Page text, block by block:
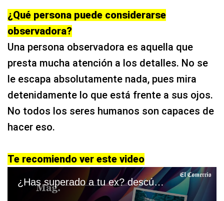
¿Qué persona puede considerarse
observadora?
Una persona observadora es aquella que
presta mucha atención a los detalles. No se
le escapa absolutamente nada, pues mira
detenidamente lo que está frente a sus ojos.
No todos los seres humanos son capaces de
hacer eso.
Te recomiendo ver este video
¿Has superado a tu ex? descúbrelo con este test de personalidad